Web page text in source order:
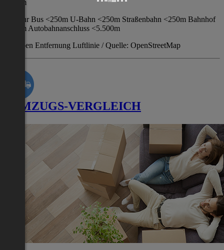
<750m
Verkehr Bus <250m U-Bahn <250m Straßenbahn <250m Bahnhof
<250m Autobahnanschluss <5.500m
Angaben Entfernung Luftlinie / Quelle: OpenStreetMap
UMZUGS-VERGLEICH